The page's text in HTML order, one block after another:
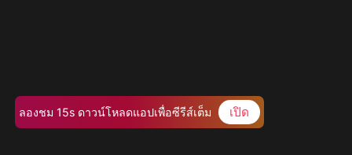
ลองชม 15s ดาวน์โหลดแอปเพื่อซีรีส์เต็ม เปิด